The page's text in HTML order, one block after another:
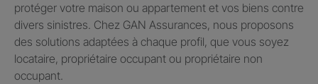
protéger votre maison ou appartement et vos biens contre
divers sinistres. Chez GAN Assurances, nous proposons
des solutions adaptées à chaque profil, que vous soyez
locataire, propriétaire occupant ou propriétaire non
occupant.